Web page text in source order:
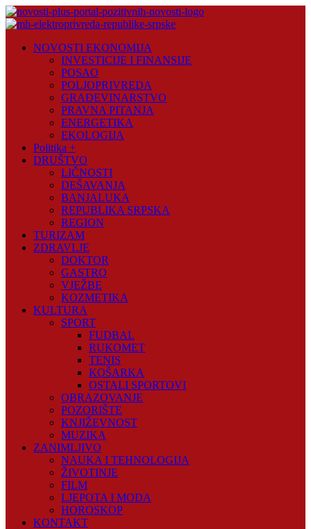
Skip
to
Plus
NOVOSTI EKONOMIJA
INVESTICIJE I FINANSIJE
POSAO
POLJOPRIVREDA
GRAĐEVINARSTVO
PRAVNA PITANJA
ENERGETIKA
EKOLOGIJA
Politika +
DRUŠTVO
LIČNOSTI
DEŠAVANJA
BANJALUKA
REPUBLIKA SRPSKA
REGION
TURIZAM
ZDRAVLJE
DOKTOR
GASTRO
VJEŽBE
KOZMETIKA
KULTURA
SPORT
FUDBAL
RUKOMET
TENIS
KOŠARKA
OSTALI SPORTOVI
OBRAZOVANJE
POZORIŠTE
KNJIŽEVNOST
MUZIKA
ZANIMLJIVO
NAUKA I TEHNOLOGIJA
ŽIVOTINJE
FILM
LJEPOTA I MODA
HOROSKOP
KONTAKT